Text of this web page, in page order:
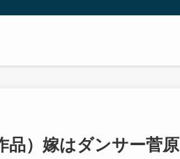
品）嫁はダンサー菅原